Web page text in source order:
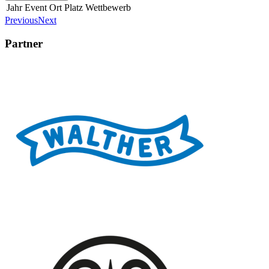
Jahr Event Ort Platz Wettbewerb
PreviousNext
Partner